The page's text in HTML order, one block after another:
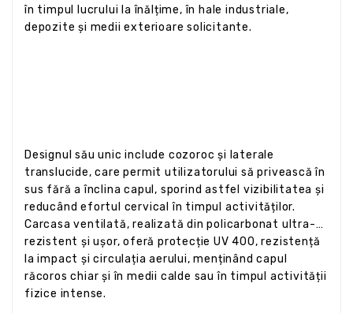
în timpul lucrului la înălțime, în hale industriale,
depozite și medii exterioare solicitante.
Designul său unic include cozoroc și laterale
translucide, care permit utilizatorului să privească în
sus fără a înclina capul, sporind astfel vizibilitatea și
reducând efortul cervical în timpul activităților.
Carcasa ventilată, realizată din policarbonat ultra-
rezistent și ușor, oferă protecție UV 400, rezistență
la impact și circulația aerului, menținând capul
răcoros chiar și în medii calde sau în timpul activității
fizice intense.